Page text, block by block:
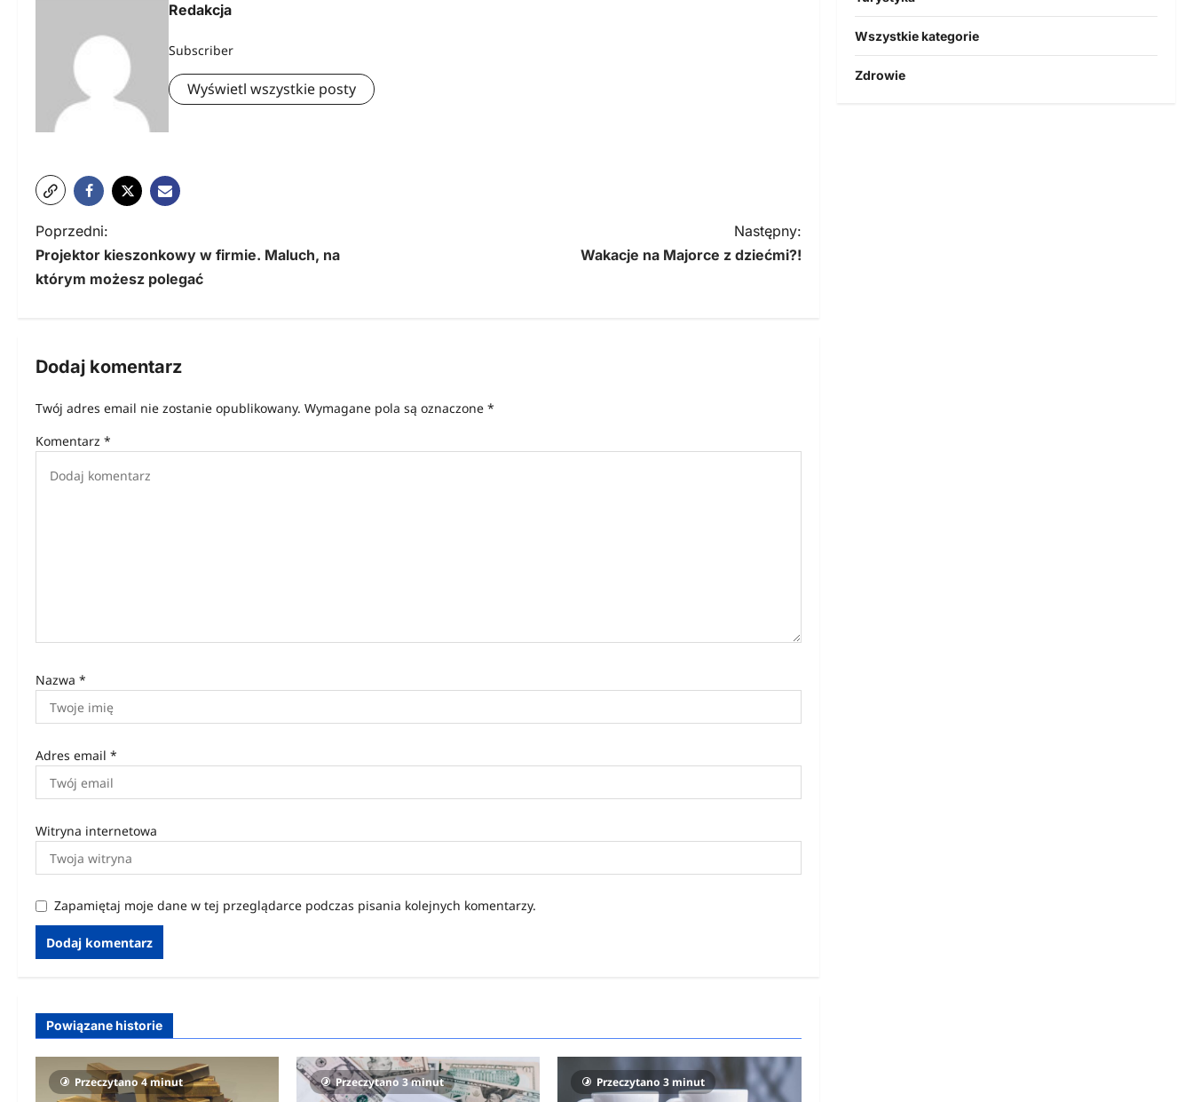
Redakcja
Subscriber
Wyświetl wszystkie posty
N
a
g
j
u
Poprzedni:
Projektor kieszonkowy w firmie. Maluch, na
którym możesz polegać
Następny:
Wakacje na Majorce z dziećmi?!
Dodaj komentarz
Twój adres email nie zostanie opublikowany. Wymagane pola są oznaczone *
Komentarz *
Nazwa *
Adres email *
Witryna internetowa
Zapamiętaj moje dane w tej przeglądarce podczas pisania kolejnych komentarzy.
Powiązane historie
Przeczytano 4 minut Przeczytano 3 minut Przeczytano 3 minut
Wszystkie kategorie
Zdrowie